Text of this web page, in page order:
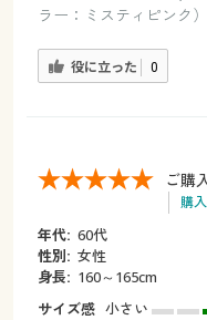
ラー：ミスティピンク）
役に立った 0
ご購
購
年代: 60代
性別: 女性
身長: 160～165cm
サイズ感 小さい